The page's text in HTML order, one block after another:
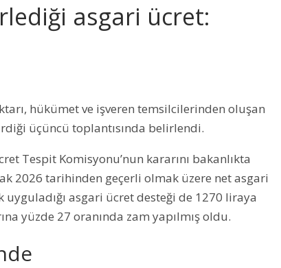
asgari ücret:
hükümet ve işveren temsilcilerinden oluşan
üçüncü toplantısında belirlendi.
Tespit Komisyonu’nun kararını bakanlıkta
2026 tarihinden geçerli olmak üzere net asgari
asgari ücret desteği de 1270 liraya
yüzde 27 oranında zam yapılmış oldu.